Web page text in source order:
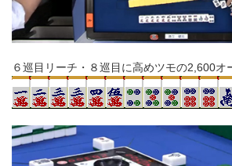
６巡目リーチ・８巡目に高めツモの2,600オ